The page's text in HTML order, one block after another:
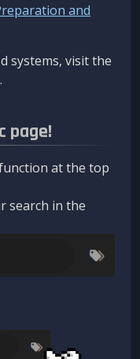
and
systems, visit the
page!
at the top
search in the